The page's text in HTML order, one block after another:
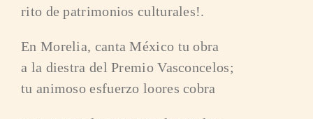
rito de patrimonios culturales!.
En Morelia, canta México tu obra
a la diestra del Premio Vasconcelos;
tu animoso esfuerzo loores cobra